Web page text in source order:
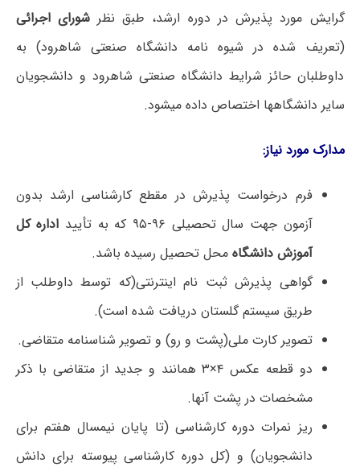
گرایش مورد پذیرش در دوره ارشد، طبق نظرشورای اجرائی
(تعریف شده در شیوه نامه دانشگاه صنعتی شاهرود) به
داوطلبان حائز شرایط دانشگاه صنعتی شاهرود و دانشجویان
سایر دانشگاه­ها اختصاص داده می­شود.
مدارک مورد نیاز:
فرم درخواست پذیرش در مقطع کارشناسی ارشد بدون
آزمون جهت سال تحصیلی ۹۶-۹۵ که به تأیید
اداره کل
آموزش دانشگاه محل تحصیل رسیده باشد.
گواهی پذیرش ثبت نام اینترنتی(که توسط داوطلب از
طریق سیستم گلستان دریافت شده است).
تصویر کارت ملی(پشت و رو) و تصویر شناسنامه متقاضی.
دو قطعه عکس ۴×۳ همانند و جدید از متقاضی با ذکر
مشخصات در پشت آنها.
ریز نمرات دوره کارشناسی (تا پایان نیمسال هفتم برای
دانشجویان) و (کل دوره کارشناسی پیوسته برای دانش